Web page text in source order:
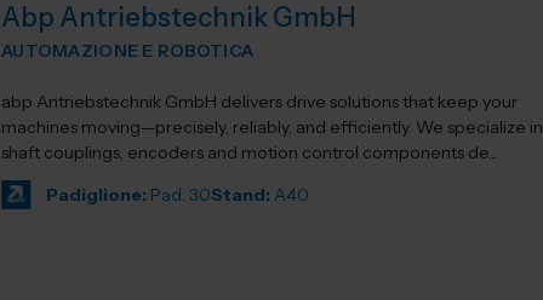
Abp Antriebstechnik GmbH
AUTOMAZIONE E ROBOTICA
abp Antriebstechnik GmbH delivers drive solutions that keep your
machines moving—precisely, reliably, and efficiently. We specialize in
shaft couplings, encoders and motion control components de...
Padiglione: Pad. 30Stand: A40